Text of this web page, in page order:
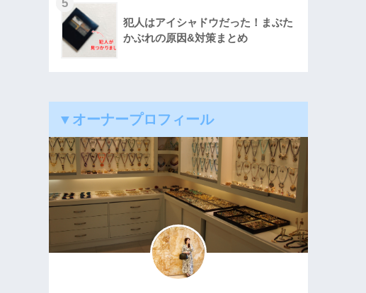
5
犯人はアイシャドウだった！まぶた
かぶれの原因&対策まとめ
▼オーナープロフィール